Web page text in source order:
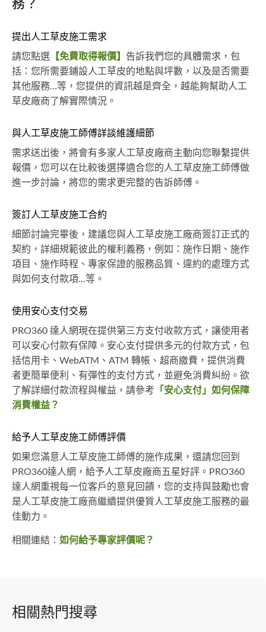
務？
提出人工草皮施工需求
請您點選 【免費取得報價】 告訴我們您的具體需求，包
括：您所需要鋪設人工草皮的地點與坪數，以及是否需要
其他服務…等，您提供的資訊越是齊全，越能夠幫助人工
草皮廠商了解實際情況。
與人工草皮施工師傅詳談維護細節
需求送出後，將會有多家人工草皮廠商主動向您聯繫提供
報價，您可以在比較後選擇適合您的人工草皮施工師傅做
進一步討論，將您的需求更完整的告訴師傅。
簽訂人工草皮施工合約
細節討論完畢後，建議您與人工草皮施工廠商簽訂正式的
契約，詳細規範彼此的權利義務，例如：施作日期、施作
項目、施作時程、專家保證的服務品質、違約的處理方式
與如何支付款項...等。
使用安心支付交易
PRO360 達人網現在提供第三方支付收款方式，讓使用者
可以安心付款有保障。安心支付提供多元的付款方式，包
括信用卡、WebATM、ATM 轉帳、超商繳費，提供消費
者更簡單便利、有彈性的支付方式，並避免消費糾紛。欲
了解詳細付款流程與權益，請參考 「安心支付」如何保障
消費權益？
給予人工草皮施工師傅評價
如果您滿意人工草皮施工師傅的施作成果，還請您回到
PRO360達人網，給予人工草皮廠商五星好評。PRO360
達人網重視每一位客戶的意見回饋，您的支持與鼓勵也會
是人工草皮施工廠商繼續提供優質人工草皮施工服務的最
佳動力。
相關連結： 如何給予專家評價呢？
相關熱門搜尋